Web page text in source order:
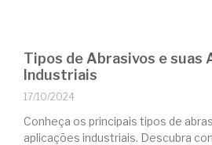
Tipos de Abrasivos e suas
Industriais
17/10/2024
Conheça os principais tipos de
aplicações industriais. Descubra